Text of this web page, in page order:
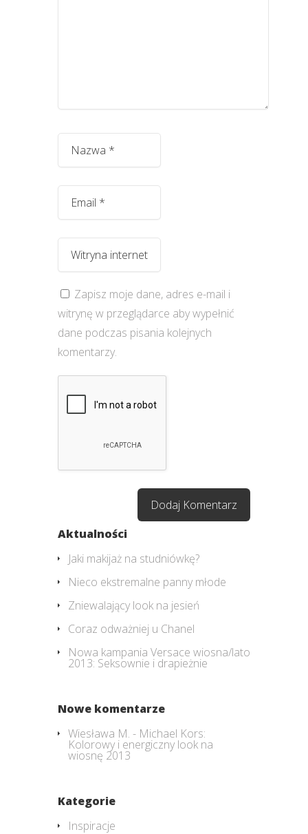
Zapisz moje dane, adres e-mail i
witrynę w przeglądarce aby wypełnić
dane podczas pisania kolejnych
komentarzy.
Aktualności
Jaki makijaż na studniówkę?
Nieco ekstremalne panny młode
Zniewalający look na jesień
Coraz odważniej u Chanel
Nowa kampania Versace wiosna/lato
2013: Seksownie i drapieżnie
Nowe komentarze
Wiesława M. - Michael Kors:
Kolorowy i energiczny look na
wiosnę 2013
Kategorie
Inspiracje